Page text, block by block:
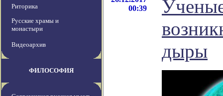
Риторика
Русские храмы и
монастыри
Видеоархив
ФИЛОСОФИЯ
00:39
дыры